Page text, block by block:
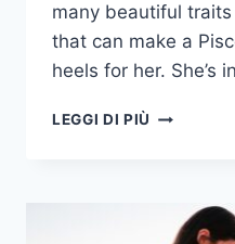
many beautiful
that can make a
heels for her. She’s
LEGGI DI PIÙ 10
UOMO